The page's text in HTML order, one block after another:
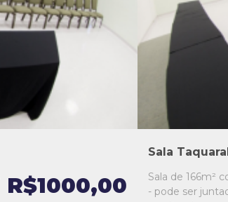
R$1000,00
L3
L4
L5
Sala
Sala de 166m²
- pode ser